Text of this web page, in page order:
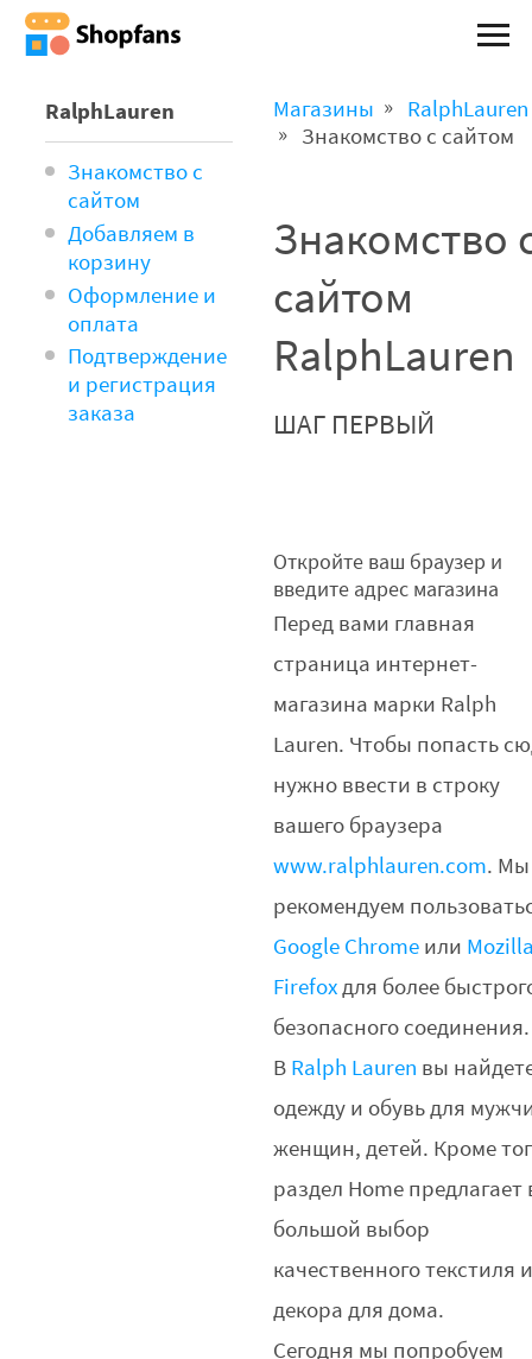
RalphLauren
Знакомство с
сайтом
Добавляем в
корзину
Оформление и
оплата
Подтверждение
и регистрация
заказа
Магазины
RalphLauren
Знакомство с сайтом
Знакомство
сайтом
RalphLauren
ШАГ ПЕРВЫЙ
Откройте ваш браузер и
введите адрес магазина
Перед вами главная
страница интернет-
магазина марки Ralph
Lauren. Чтобы попасть
нужно ввести в строку
вашего браузера
www.ralphlauren.com. Мы
рекомендуем
Google Chrome или
Firefoxдля более
безопасного соединения.
В Ralph Lauren вы
одежду и обувь для
женщин, детей. Кроме
раздел Home предлагает
большой выбор
качественного текстиля
декора для дома.
Сегодня мы попробуем